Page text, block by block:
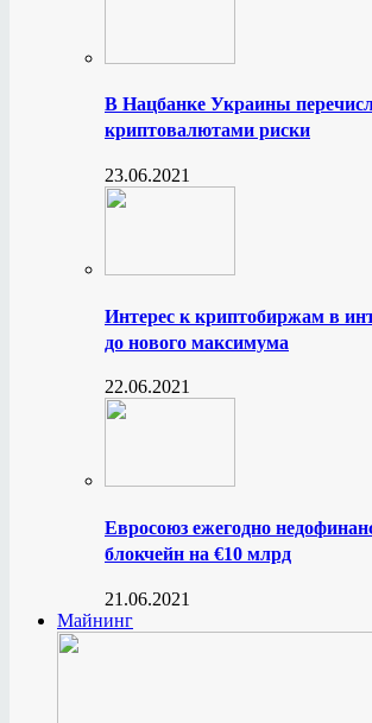
В Нацбанке Украины
криптовалютами риски
23.06.2021
Интерес к криптобиржам в
до нового максимума
22.06.2021
Евросоюз ежегодно
блокчейн на €10 млрд
21.06.2021
Майнинг